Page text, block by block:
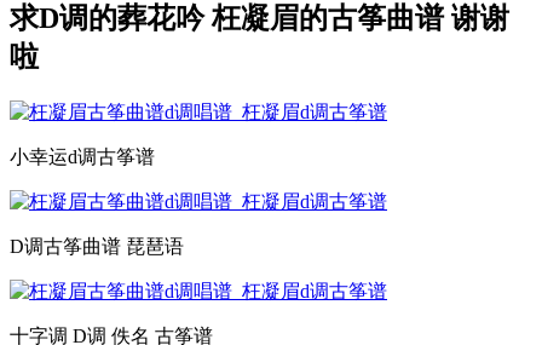
求D调的葬花吟 枉凝眉的古筝曲谱 谢谢
啦
小幸运d调古筝谱
D调古筝曲谱 琵琶语
十字调 D调 佚名 古筝谱